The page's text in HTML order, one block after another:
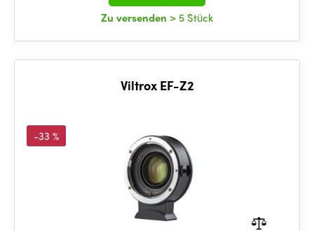
Zu versenden > 5 Stück
Viltrox EF-Z2
-33 %